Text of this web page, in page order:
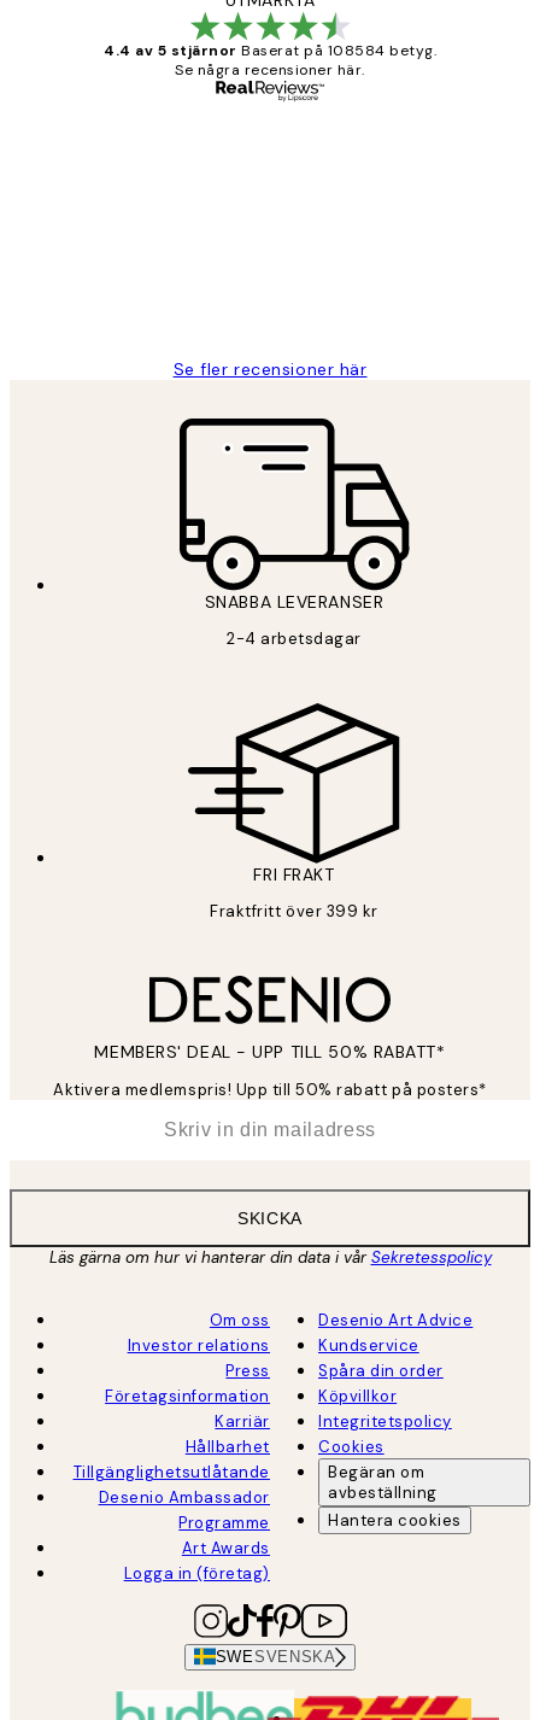
4.4 av 5 stjärnor Baserat på 108584 betyg.
Se några recensioner här.
Se fler recensioner här
SNABBA LEVERANSER
2-4 arbetsdagar
FRI FRAKT
Fraktfritt över 399 kr
MEMBERS' DEAL - UPP TILL 50% RABATT*
Aktivera medlemspris! Upp till 50% rabatt på posters*
SKICKA
Läs gärna om hur vi hanterar din data i vårSekretesspolicy
Om oss
Investor relations
Press
Företagsinformation
Karriär
Hållbarhet
Tillgänglighetsutlåtande
Desenio Ambassador
Programme
Art Awards
Logga in (företag)
Desenio Art Advice
Kundservice
Spåra din order
Köpvillkor
Integritetspolicy
Cookies
Begäran om
avbeställning
Hantera cookies
SWESVENSKA